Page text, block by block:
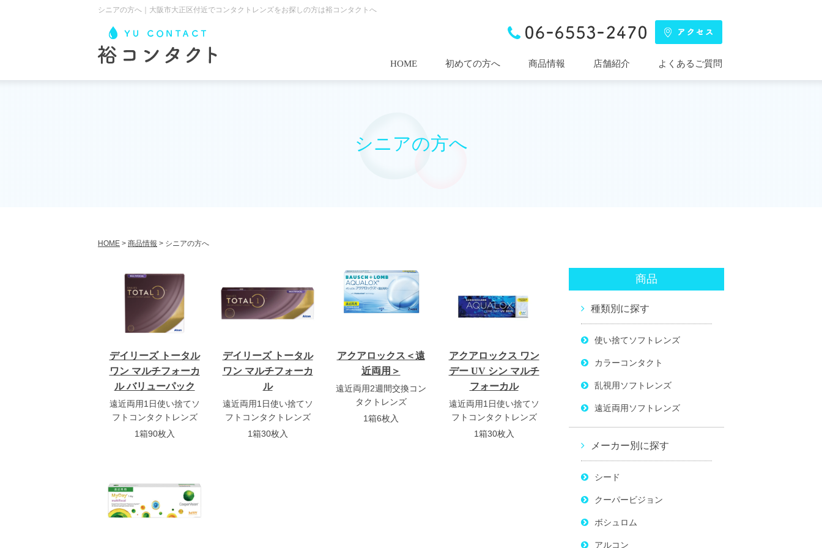
シニアの方へ｜大阪市大正区付近でコンタクトレンズをお探しの方は裕コンタクトへ
HOME 初めての方へ 商品情報 店舗紹介 よくあるご質問
シニアの方へ
HOME > 商品情報 > シニアの方へ
デイリーズ トータル
ワン マルチフォーカ
ル バリューパック
遠近両用1日使い捨てソ
フトコンタクトレンズ
1箱90枚入
デイリーズ トータル
ワン マルチフォーカ
ル
遠近両用1日使い捨てソ
フトコンタクトレンズ
1箱30枚入
アクアロックス＜遠
近両用＞
遠近両用2週間交換コン
タクトレンズ
1箱6枚入
アクアロックス ワン
デー UV シン マルチ
フォーカル
遠近両用1日使い捨てソ
フトコンタクトレンズ
1箱30枚入
商品
種類別に探す
使い捨てソフトレンズ
カラーコンタクト
乱視用ソフトレンズ
遠近両用ソフトレンズ
メーカー別に探す
シード
クーパービジョン
ボシュロム
アルコン